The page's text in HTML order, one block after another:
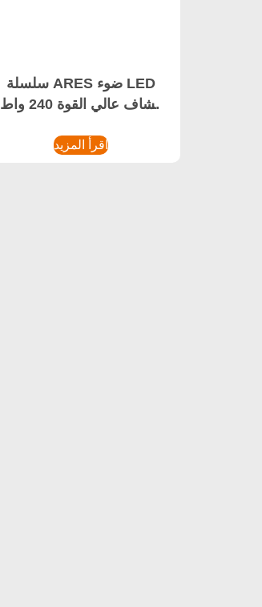
سلسلة ARES ضوء LED
كشاف عالي القوة 240 واط
اقرأ المزيد